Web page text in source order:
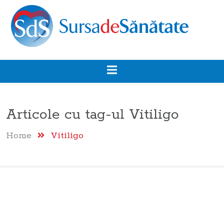
Articole cu tag-ul Vitiligo
Home Vitiligo